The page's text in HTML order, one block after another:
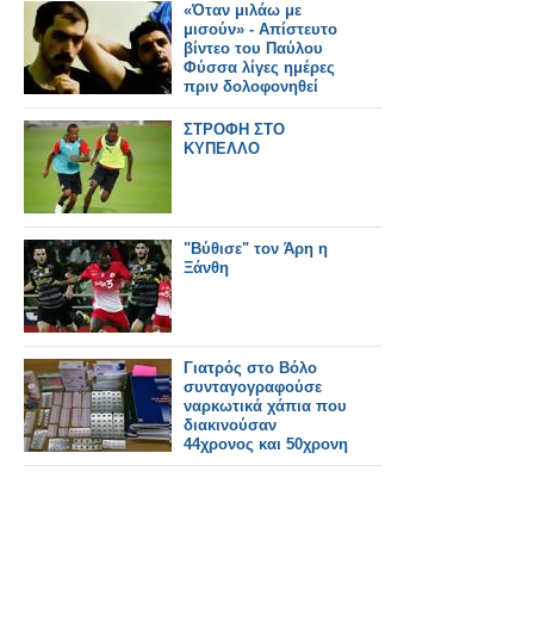
«Όταν μιλάω με
μισούν» - Απίστευτο
βίντεο του Παύλου
Φύσσα λίγες ημέρες
πριν δολοφονηθεί
ΣΤΡΟΦΗ ΣΤΟ
ΚΥΠΕΛΛΟ
"Βύθισε" τον Άρη η
Ξάνθη
Γιατρός στο Βόλο
συνταγογραφούσε
ναρκωτικά χάπια που
διακινούσαν
44χρονος και 50χρονη